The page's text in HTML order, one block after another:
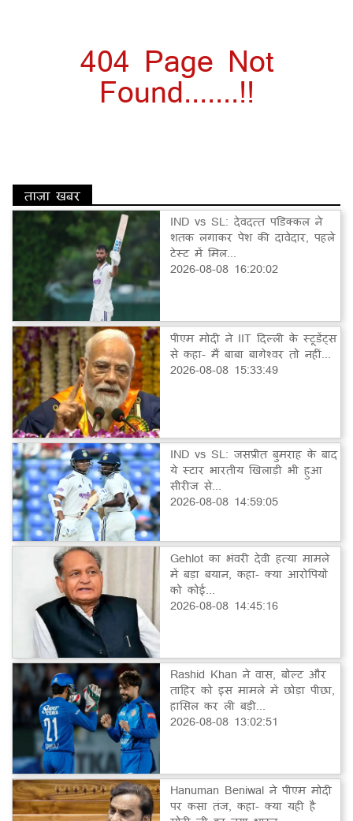
404 Page Not
Found.......!!
ताज़ा खबर
IND vs SL: देवदत्त पडिक्कल ने
शतक लगाकर पेश की दावेदार, पहले
टेस्ट में मिल...
2026-08-08 16:20:02
पीएम मोदी ने IIT दिल्ली के स्टूडेंट्स
से कहा- मैं बाबा बागेश्वर तो नहीं...
2026-08-08 15:33:49
IND vs SL: जसप्रीत बुमराह के बाद
ये स्टार भारतीय खिलाड़ी भी हुआ
सीरीज से...
2026-08-08 14:59:05
Gehlot का भंवरी देवी हत्या मामले
में बड़ा बयान, कहा- क्या आरोपियों
को कोई...
2026-08-08 14:45:16
Rashid Khan ने वास, बोल्ट और
ताहिर को इस मामले में छोड़ा पीछा,
हासिल कर ली बड़ी...
2026-08-08 13:02:51
Hanuman Beniwal ने पीएम मोदी
पर कसा तंज, कहा- क्या यही है